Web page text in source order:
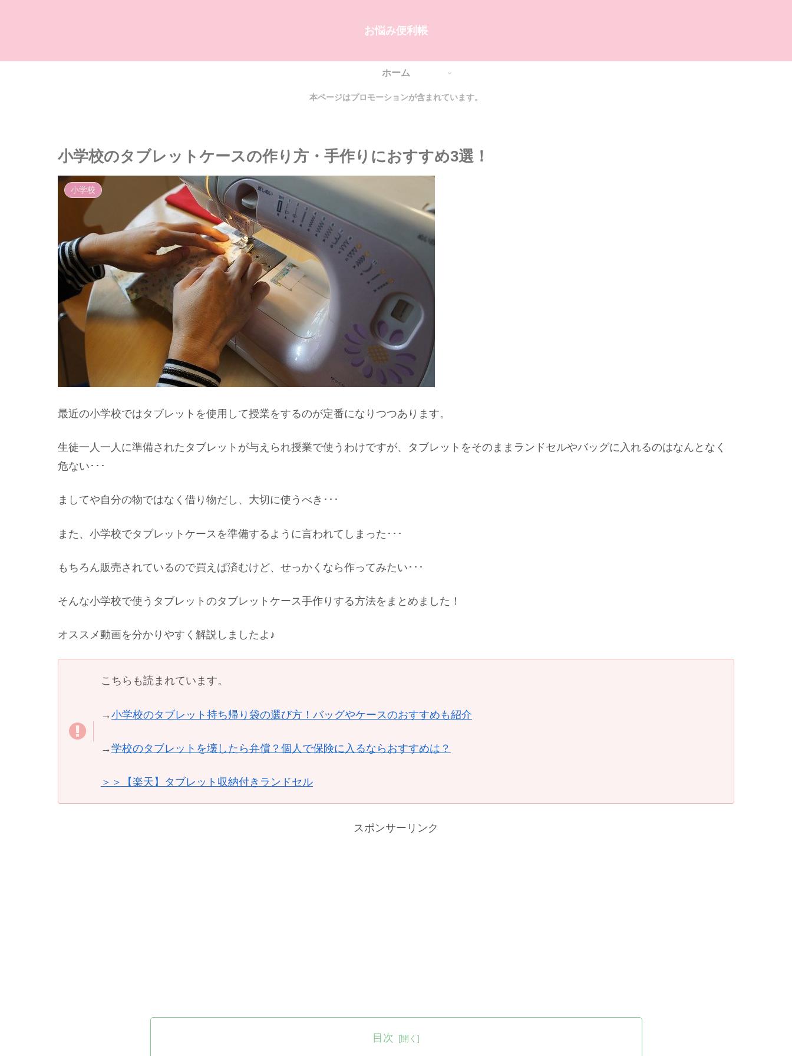
お悩み便利帳
ホーム
本ページはプロモーションが含まれています。
小学校のタブレットケースの作り方・手作りにおすすめ3選！
小学校
最近の小学校ではタブレットを使用して授業をするのが定番になりつつあります。
生徒一人一人に準備されたタブレットが与えられ授業で使うわけですが、タブレットをそのままランドセルやバッグに入れるのはなんとなく
危ない･･･
ましてや自分の物ではなく借り物だし、大切に使うべき･･･
また、小学校でタブレットケースを準備するように言われてしまった･･･
もちろん販売されているので買えば済むけど、せっかくなら作ってみたい･･･
そんな小学校で使うタブレットのタブレットケース手作りする方法をまとめました！
オススメ動画を分かりやすく解説しましたよ♪
こちらも読まれています。
→小学校のタブレット持ち帰り袋の選び方！バッグやケースのおすすめも紹介
→学校のタブレットを壊したら弁償？個人で保険に入るならおすすめは？
＞＞【楽天】タブレット収納付きランドセル
スポンサーリンク
目次